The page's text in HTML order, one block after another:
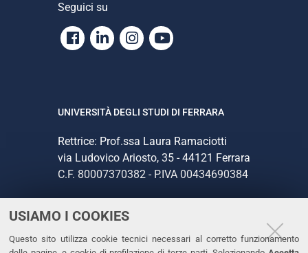
USIAMO I COOKIES
Questo sito utilizza cookie tecnici necessari al corretto funzionamento
Seguici su
Facebook
LinkedinInstagram
Youtube
UNIVERSITÀ DEGLI STUDI DI FERRARA
Rettrice: Prof.ssa Laura Ramaciotti
via Ludovico Ariosto, 35 - 44121 Ferrara
C.F. 80007370382 - P.IVA 00434690384
CONTATTI
Tel. +39 0532 293111